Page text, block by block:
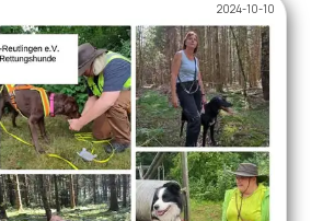
in der Reutlinger Innenstadt
uns auf nette Gespräche, neue
und natürlich auch über eine
es außerdem
und bequem per PayPal zu spenden
man auch bei unseren Teams auf
Vorweihnachtszeit! . . . #ehrenamt
2024-10-10